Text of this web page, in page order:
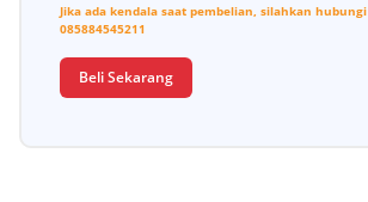
Jika ada kendala saat pembelian, silahkan hubungi
085884545211
Beli Sekarang